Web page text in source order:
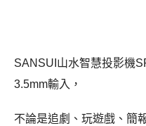
SANSUI山水智慧投影機
3.5mm輸入，
不論是追劇、玩遊戲、簡